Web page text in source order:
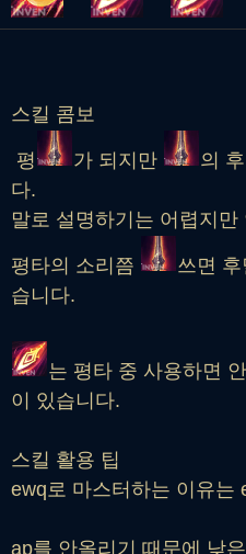
스킬 콤보
평 가 되지만
의
다.
말로 설명하기는 어렵지
평타의 소리쯤
쓰면
습니다.
는 평타 중 사용하면
이 있습니다.
스킬 활용 팁
ewq로 마스터하는 이유는
ap를 안올리기 때문에 낮